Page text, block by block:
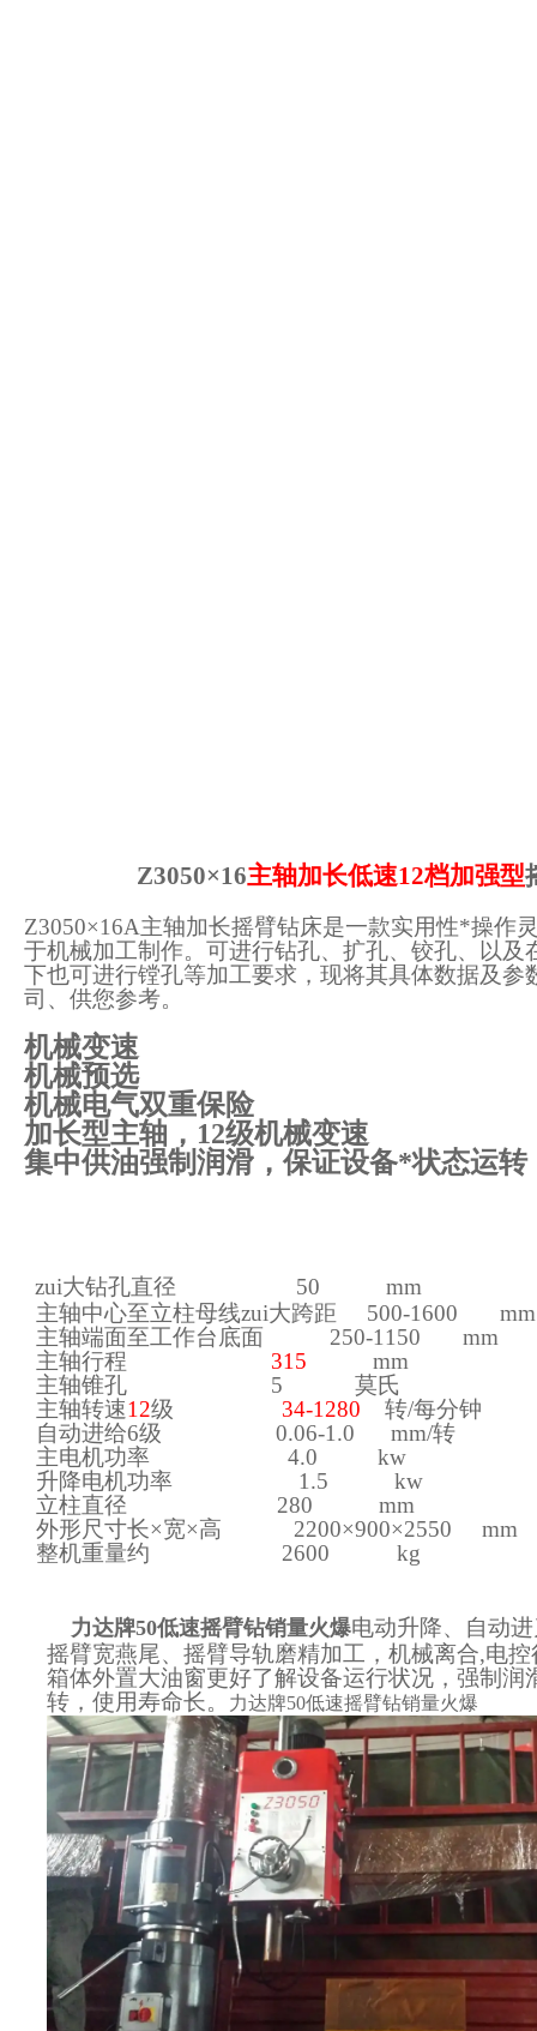
Z3050×16主轴加长低速12档加强型
Z3050×16A主轴加长摇臂钻床是一款实用性*操作
于机械加工制作。可进行钻孔、扩孔、铰孔、以及
下也可进行镗孔等加工要求，现将其具体数据及参
司、供您参考。
机械变速
机械预选
机械电气双重保险
加长型主轴，12级机械变速
集中供油强制润滑，保证设备*状态运转
zui大钻孔直径 50 mm
主轴中心至立柱母线zui大跨距 500-1600 mm
主轴端面至工作台底面 250-1150 mm
主轴行程 315 mm
主轴锥孔 5 莫氏
主轴转速12级 34-1280 转/每分钟
自动进给6级 0.06-1.0 mm/转
主电机功率 4.0 kw
升降电机功率 1.5 kw
立柱直径 280 mm
外形尺寸长×宽×高 2200×900×2550 mm
整机重量约 2600 kg
力达牌50低速摇臂钻销量火爆电动升降、自动
摇臂宽燕尾、摇臂导轨磨精加工，机械离合,电
箱体外置大油窗更好了解设备运行状况，强制润
转，使用寿命长。
力达牌50低速摇臂钻销量火爆